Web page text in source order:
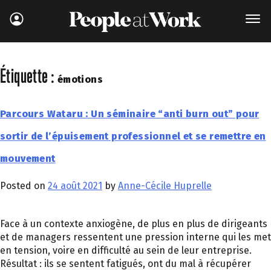
Étiquette : émotions
Parcours Wataru : Un séminaire “anti burn out” pour
sortir de l’épuisement professionnel et se remettre en
mouvement
Posted on 24 août 2021 by Anne-Cécile Huprelle
Face à un contexte anxiogène, de plus en plus de dirigeants
et de managers ressentent une pression interne qui les met
en tension, voire en difficulté au sein de leur entreprise.
Résultat : ils se sentent fatigués, ont du mal à récupérer